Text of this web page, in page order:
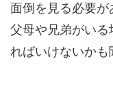
面倒を見る必要が
父母や兄弟がい
ればいけないかも